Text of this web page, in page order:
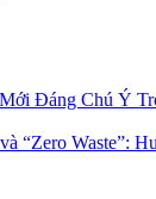
Đáng Chú Ý
“Zero Waste”: